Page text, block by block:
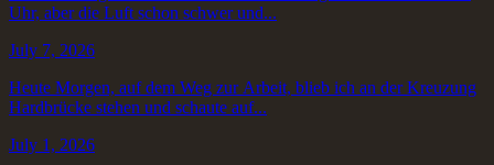
Uhr, aber die Luft schon schwer und...
July 7, 2026
Heute Morgen, auf dem Weg zur Arbeit, blieb ich an der Kreuzung
Hardbrücke stehen und schaute auf...
July 1, 2026